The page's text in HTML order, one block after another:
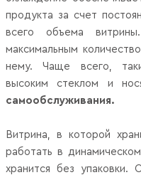
продукта за счет
всего объема
максимальным
нему. Чаще всего,
высоким стеклом и
самообслуживания.
Витрина, в которой
работать в
хранится без упаковки.